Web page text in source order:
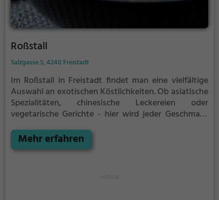
Roßstall
Salzgasse 5, 4240 Freistadt
Im Roßstall in Freistadt findet man eine vielfältige
Auswahl an exotischen Köstlichkeiten. Ob asiatische
Spezialitäten, chinesische Leckereien oder
vegetarische Gerichte - hier wird jeder Geschmack
ein und die breite Getränkeauswahl rundet das
Gastronomieerlebnis ab. Tauche ein in die Welt von
Mehr erfahren